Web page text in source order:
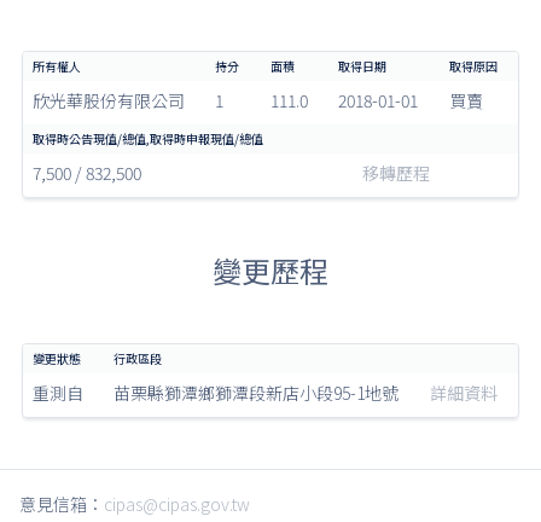
欣光華股份有限公司 1 111.0 2018-01-01 買賣
7,500 / 832,500 移轉歷程
變更歷程
重測自 苗栗縣獅潭鄉獅潭段新店小段95-1地號 詳細資料
意見信箱： cipas@cipas.gov.tw